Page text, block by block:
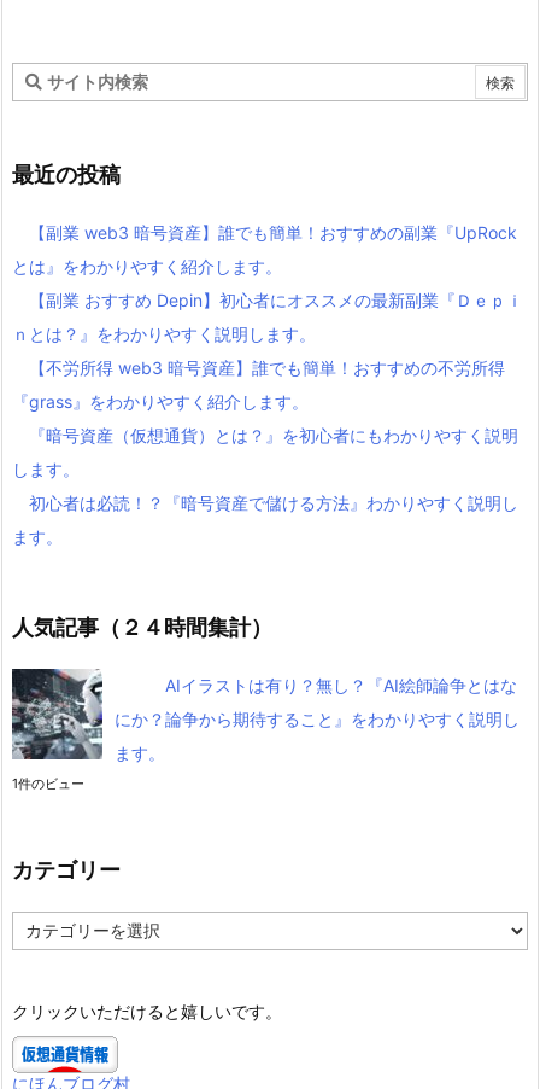
最近の投稿
【副業 web3 暗号資産】誰でも簡単！おすすめの副業『UpRock
とは』をわかりやすく紹介します。
【副業 おすすめ Depin】初心者にオススメの最新副業『Ｄｅｐｉ
ｎとは？』をわかりやすく説明します。
【不労所得 web3 暗号資産】誰でも簡単！おすすめの不労所得
『grass』をわかりやすく紹介します。
『暗号資産（仮想通貨）とは？』を初心者にもわかりやすく説明
します。
初心者は必読！？『暗号資産で儲ける方法』わかりやすく説明し
ます。
人気記事（２４時間集計）
AIイラストは有り？無し？『AI絵師論争とはな
にか？論争から期待すること』をわかりやすく説明し
ます。
1件のビュー
カテゴリー
テ
ー
クリックいただけると嬉しいです。
にほんブログ村